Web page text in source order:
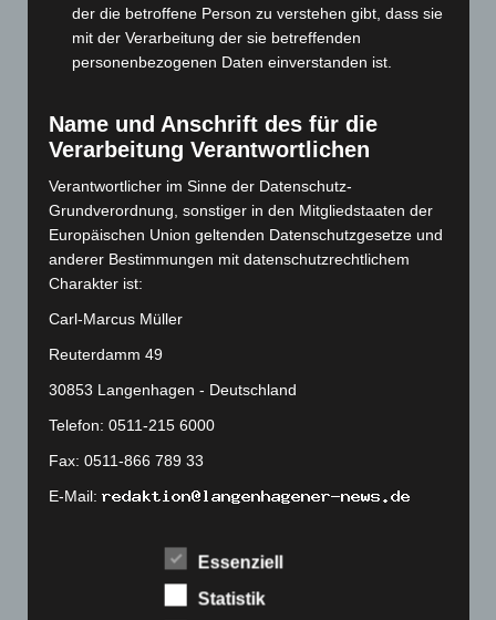
Dezember 2022(130)
November 2022(167)
September 2022 (205)
August 2022(166)
Juli 2022(133)
Juni 2022(167)
Mai 2022(177)
April 2022(198)
März 2022(221)
Februar 2022(189)
Januar 2022
(190)
(154)
der die betroffene Person zu verstehen gibt, dass sie
mit der Verarbeitung der sie betreffenden
personenbezogenen Daten einverstanden ist.
Name und Anschrift des für die
Verarbeitung Verantwortlichen
Verantwortlicher im Sinne der Datenschutz-
Grundverordnung, sonstiger in den Mitgliedstaaten der
Europäischen Union geltenden Datenschutzgesetze und
anderer Bestimmungen mit datenschutzrechtlichem
Charakter ist:
Carl-Marcus Müller
Reuterdamm 49
30853 Langenhagen - Deutschland
Telefon: 0511-215 6000
Fax: 0511-866 789 33
E-Mail:
Die Internetseiten verwenden Cookies. Cookies sind
Essenziell
Statistik